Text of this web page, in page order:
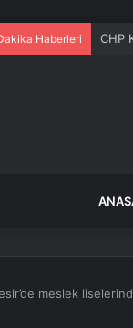
Haberleri CHP
meslek